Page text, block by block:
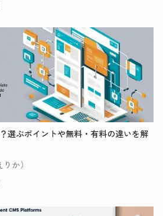
選ぶポイントや無料・有料の違いを解
か）